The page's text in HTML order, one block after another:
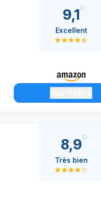
9,1
Excellent
8,9
Très bien